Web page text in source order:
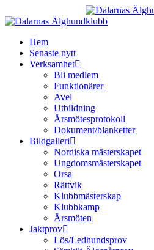
till
Hem
Senaste nytt
Verksamhet
Bli medlem
Funktionärer
Avel
Utbildning
Årsmötesprotokoll
Dokument/blanketter
Bildgalleri
Nordiska mästerskapet
Ungdomsmästerskapet
Orsa
Rättvik
Klubbmästerskap
Klubbkamp
Årsmöten
Jaktprov
Lös/Ledhundsprov